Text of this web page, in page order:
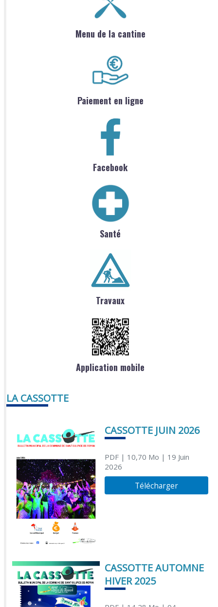
Menu de la cantine
Paiement en ligne
Facebook
Santé
Travaux
Application mobile
LA CASSOTTE
CASSOTTE JUIN 2026
PDF| 10,70 Mo | 19 Juin
2026
Télécharger
CASSOTTE AUTOMNE
HIVER 2025